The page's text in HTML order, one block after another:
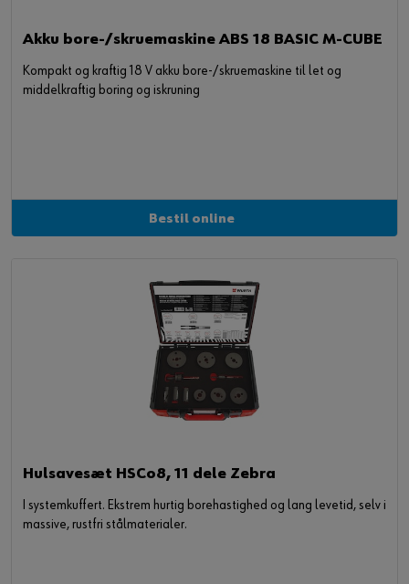
Akku bore-/skruemaskine ABS 18 BASIC M-CUBE
Kompakt og kraftig 18 V akku bore-/skruemaskine til let og
middelkraftig boring og iskruning
Bestil online
Hulsavesæt HSCo8, 11 dele Zebra
I systemkuffert. Ekstrem hurtig borehastighed og lang levetid, selv i
massive, rustfri stålmaterialer.